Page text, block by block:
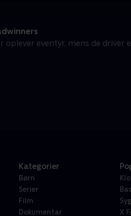
oplever eventyr, mens de driver
Kategorier
Børn
Serier
Film
Dokumentar
X